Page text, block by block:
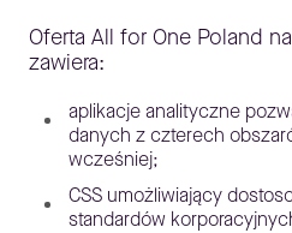
Oferta All for One Poland
zawiera:
aplikacje analityczne
danych z czterech
wcześniej;
CSS umożliwiający
standardów